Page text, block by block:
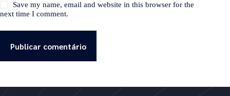
Save my name, email and website in this browser for the
next time I comment.
Publicar comentário